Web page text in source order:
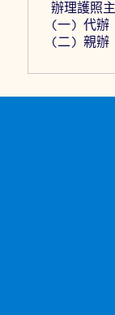
辦理護照
(一) 代辦
(二) 親辦